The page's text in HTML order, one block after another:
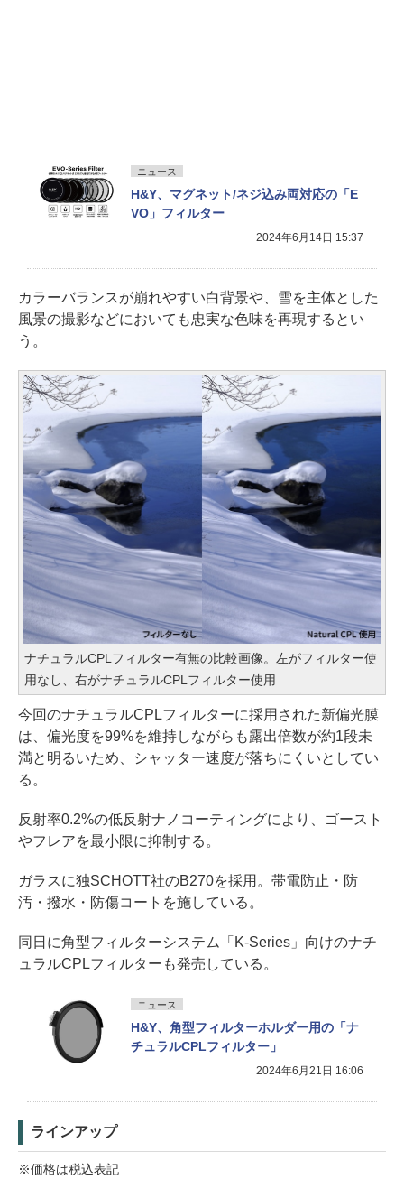
ニュース
H&Y、マグネット/ネジ込み両対応の「E
VO」フィルター
2024年6月14日 15:37
カラーバランスが崩れやすい白背景や、雪を主体とした
風景の撮影などにおいても忠実な色味を再現するとい
う。
ナチュラルCPLフィルター有無の比較画像。左がフィルター使
用なし、右がナチュラルCPLフィルター使用
今回のナチュラルCPLフィルターに採用された新偏光膜
は、偏光度を99%を維持しながらも露出倍数が約1段未
満と明るいため、シャッター速度が落ちにくいとしてい
る。
反射率0.2%の低反射ナノコーティングにより、ゴースト
やフレアを最小限に抑制する。
ガラスに独SCHOTT社のB270を採用。帯電防止・防
汚・撥水・防傷コートを施している。
同日に角型フィルターシステム「K-Series」向けのナチ
ュラルCPLフィルターも発売している。
ニュース
H&Y、角型フィルターホルダー用の「ナ
チュラルCPLフィルター」
2024年6月21日 16:06
ラインアップ
※価格は税込表記